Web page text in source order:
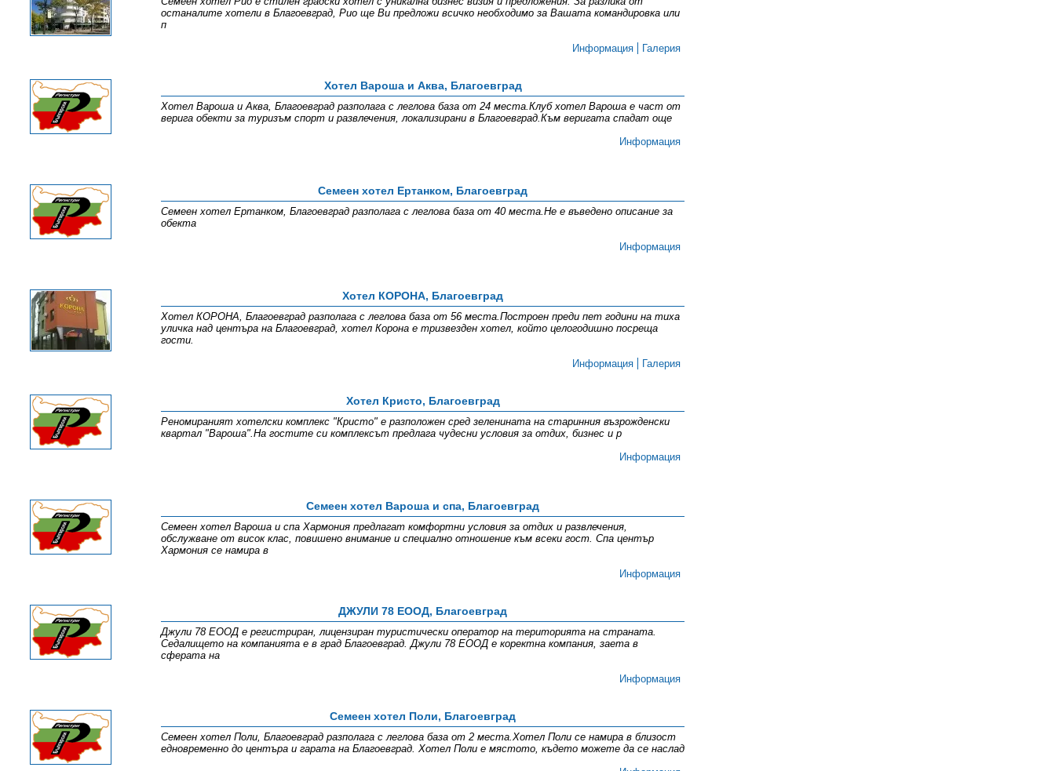
останалите хотели в Благоевград, Рио ще Ви предложи всичко необходимо за Вашата командировка или
п
Информация
Галерия
Хотел Вароша и Аква, Благоевград
Хотел Вароша и Аква, Благоевград разполага с леглова база от 24 места.Клуб хотел Вароша е част от
верига обекти за туризъм спорт и развлечения, локализирани в Благоевград.Към веригата спадат още
Информация
Семеен хотел Ертанком, Благоевград
Семеен хотел Ертанком, Благоевград разполага с леглова база от 40 места.Не е въведено описание за
обекта
Информация
Хотел КОРОНА, Благоевград
Хотел КОРОНА, Благоевград разполага с леглова база от 56 места.Построен преди пет години на тиха
уличка над центъра на Благоевград, хотел Корона е тризвезден хотел, който целогодишно посреща
гости.
Информация
Галерия
Хотел Кристо, Благоевград
Реномираният хотелски комплекс "Кристо" е разположен сред зеленината на старинния възрожденски
квартал "Вароша".На гостите си комплексът предлага чудесни условия за отдих, бизнес и р
Информация
Семеен хотел Вароша и спа, Благоевград
Семеен хотел Вароша и спа Хармония предлагат комфортни условия за отдих и развлечения,
обслужване от висок клас, повишено внимание и специално отношение към всеки гост. Спа център
Хармония се намира в
Информация
ДЖУЛИ 78 ЕООД, Благоевград
Джули 78 ЕООД е регистриран, лицензиран туристически оператор на територията на страната.
Седалището на компанията е в град Благоевград. Джули 78 ЕООД е коректна компания, заета в
сферата на
Информация
Семеен хотел Поли, Благоевград
Семеен хотел Поли, Благоевград разполага с леглова база от 2 места.Хотел Поли се намира в близост
едновременно до центъра и гарата на Благоевград. Хотел Поли е мястото, където можете да се наслад